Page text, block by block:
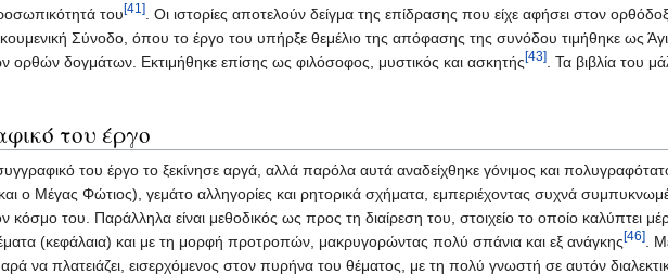
του[41] . Οι ιστορίες αποτελούν δείγμα της επίδρασης που είχε αφήσει στον
Σύνοδο, όπου το έργο του υπήρξε θεμέλιο της απόφασης της συνόδου τιμήθηκε ως
ορθών δογμάτων. Εκτιμήθηκε επίσης ως φιλόσοφος, μυστικός και ασκητής[43]
. Τα βιβλία του
του έργο
του έργο το ξεκίνησε αργά, αλλά παρόλα αυτά αναδείχθηκε γόνιμος και
ο Μέγας Φώτιος), γεμάτο αλληγορίες και ρητορικά σχήματα, εμπεριέχοντας συχνά
κόσμο του. Παράλληλα είναι μεθοδικός ως προς τη διαίρεση του, στοιχείο το οποίο καλύπτει
(κεφάλαια) και με τη μορφή προτροπών, μακρυγορώντας πολύ σπάνια και εξ ανάγκης[46]
.
να πλατειάζει, εισερχόμενος στον πυρήνα του θέματος, με τη πολύ γνωστή σε αυτόν